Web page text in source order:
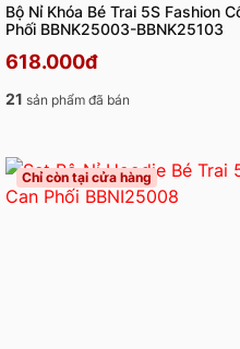
Bộ Nỉ Khóa Bé Trai 5S Fashion
Phối BBNK25003-BBNK25103
618.000đ
21 sản phẩm đã bán
Chỉ còn tại cửa hàng